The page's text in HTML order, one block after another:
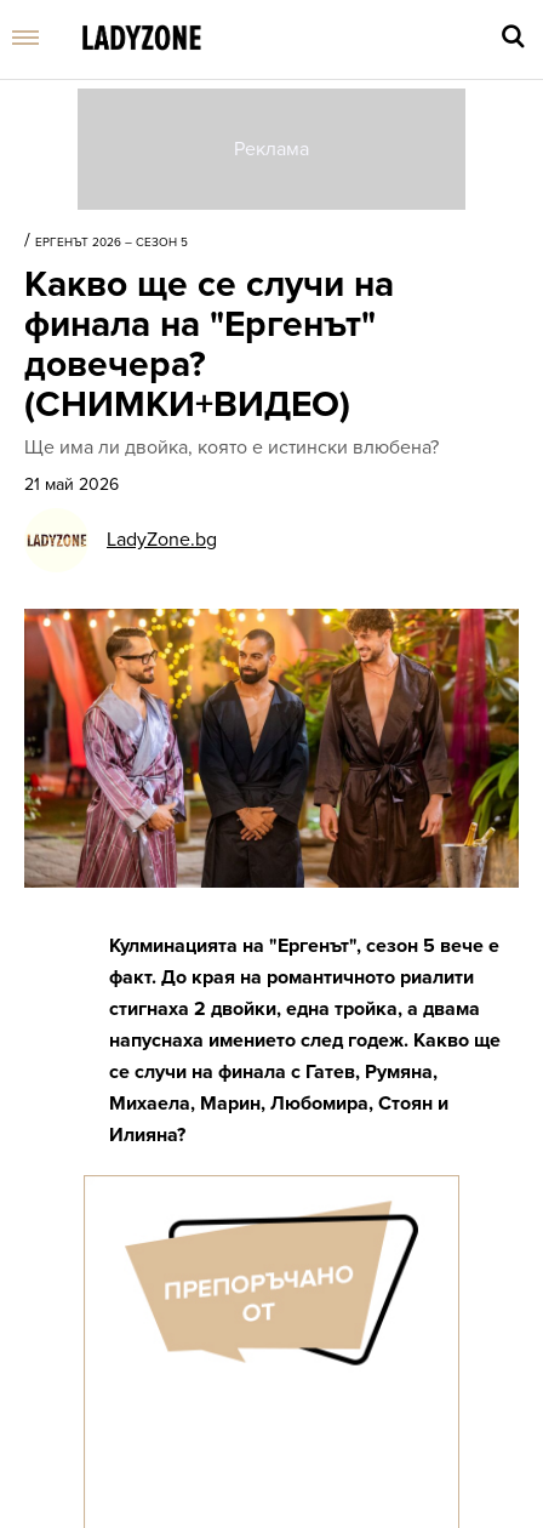
/ ЕРГЕНЪТ 2026 – СЕЗОН 5
Какво ще се случи на
финала на "Ергенът"
довечера?
(СНИМКИ+ВИДЕО)
Ще има ли двойка, която е истински влюбена?
21 май 2026
LadyZone.bg
Кулминацията на "Ергенът", сезон 5 вече е
факт. До края на романтичното риалити
стигнаха 2 двойки, една тройка, а двама
напуснаха имението след годеж. Какво ще
се случи на финала с Гатев, Румяна,
Михаела, Марин, Любомира, Стоян и
Илияна?